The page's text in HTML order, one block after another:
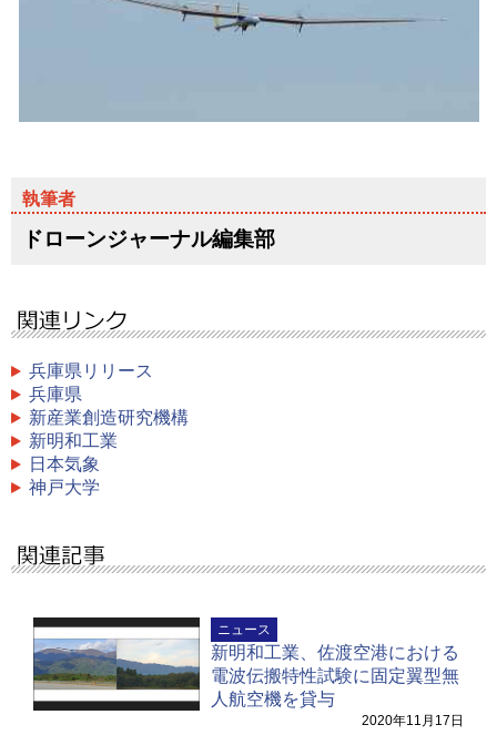
ドローンジャーナル編集部
兵庫県リリース
兵庫県
新産業創造研究機構
新明和工業
日本気象
神戸大学
ニュース
新明和工業、佐渡空港における
電波伝搬特性試験に固定翼型無
人航空機を貸与
2020年11月17日